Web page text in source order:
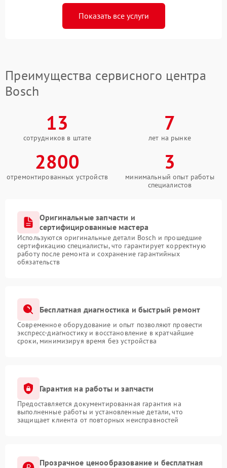
Показать все услуги
Преимущества сервисного центра
Bosch
13
сотрудников в штате
7
лет на рынке
2800
отремонтированных устройств
3
минимальный опыт работы
специалистов
Оригинальные запчасти и
сертифицированные мастера
Используются оригинальные детали Bosch и прошедшие
сертификацию специалисты, что гарантирует корректную
работу после ремонта и сохранение гарантийных
обязательств
Бесплатная диагностика и быстрый ремонт
Современное оборудование и опыт позволяют провести
экспресс-диагностику и восстановление в кратчайшие
сроки, минимизируя время без устройства
Гарантия на работы и запчасти
Предоставляется документированная гарантия на
выполненные работы и установленные детали, что
защищает клиента от повторных неисправностей
Прозрачное ценообразование и бесплатная